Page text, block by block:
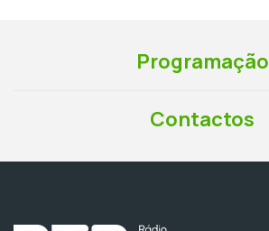
Programação
Contactos